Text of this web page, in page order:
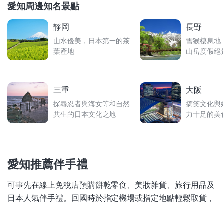
愛知周邊知名景點
靜岡
山水優美，日本第一的茶
葉產地
長野
雪猴棲息
山岳度假絕
三重
探尋忍者與海女等和自然
共生的日本文化之地
大阪
搞笑文化與
力十足的美
愛知推薦伴手禮
可事先在線上免稅店預購餅乾零食、美妝雜貨、旅行用品及
日本人氣伴手禮。回國時於指定機場或指定地點輕鬆取貨，